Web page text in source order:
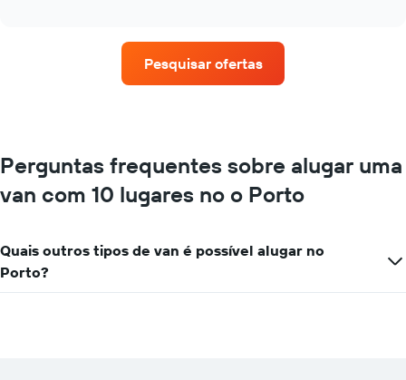
localizações
O
eixo
X
exibindo
Pesquisar ofertas
Perguntas frequentes sobre alugar uma
van com 10 lugares no o Porto
Quais outros tipos de van é possível alugar no
Porto?